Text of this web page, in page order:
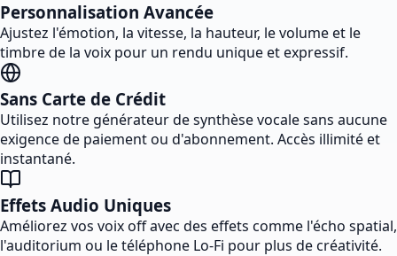
Personnalisation Avancée
Ajustez l'émotion, la vitesse, la hauteur, le volume et le
timbre de la voix pour un rendu unique et expressif.
Sans Carte de Crédit
Utilisez notre générateur de synthèse vocale sans aucune
exigence de paiement ou d'abonnement. Accès illimité et
instantané.
Effets Audio Uniques
Améliorez vos voix off avec des effets comme l'écho spatial,
l'auditorium ou le téléphone Lo-Fi pour plus de créativité.